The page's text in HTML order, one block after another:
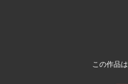
この作品は